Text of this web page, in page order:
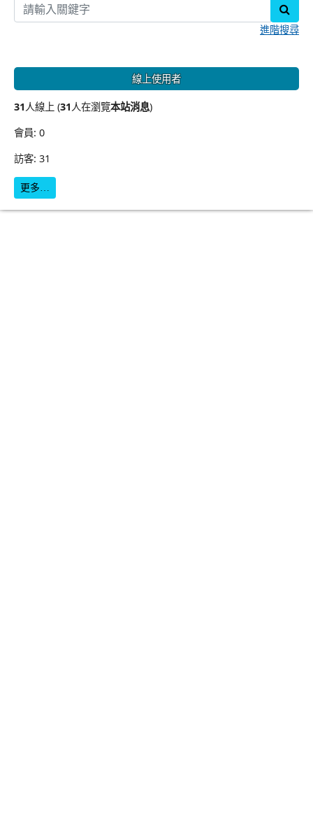
進階搜尋
線上使用者
31人線上 (31人在瀏覽本站消息)
會員: 0
訪客: 31
更多…